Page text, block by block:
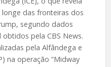
das fronteiras dos
segundo dados
pela CBS News.
pela Alfândega e
na operação “Midway